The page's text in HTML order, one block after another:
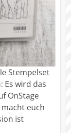
Stempelset
: Es wird das
OnStage
euch
ist